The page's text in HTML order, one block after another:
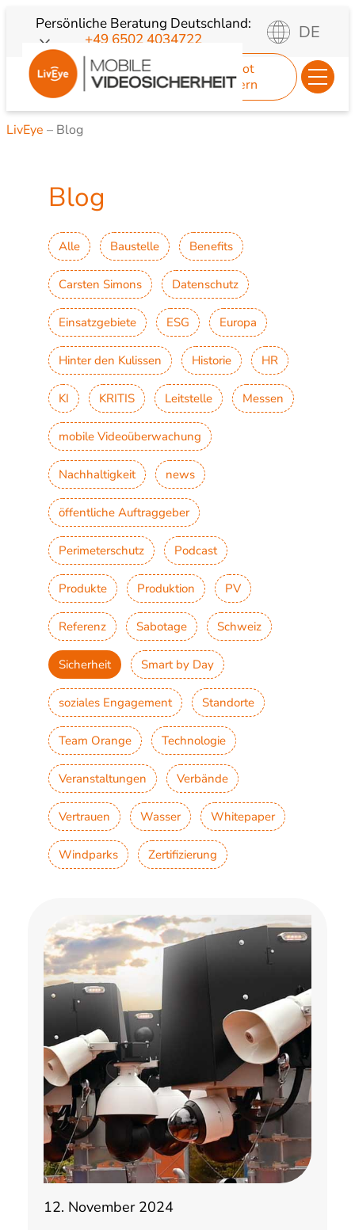
Inhalt
springen
Persönliche Beratung Deutschland:
+49 6502 4034722
DE
Angebot
anfordern
LivEye – Blog
Blog
Alle Baustelle Benefits
Carsten Simons Datenschutz
Einsatzgebiete ESG Europa
Hinter den Kulissen Historie HR
KI KRITIS Leitstelle Messen
mobile Videoüberwachung
Nachhaltigkeit news
öffentliche Auftraggeber
Perimeterschutz Podcast
Produkte Produktion PV
Referenz Sabotage Schweiz
Sicherheit Smart by Day
soziales Engagement Standorte
Team Orange Technologie
Veranstaltungen Verbände
Vertrauen Wasser Whitepaper
Windparks Zertifizierung
12. November 2024